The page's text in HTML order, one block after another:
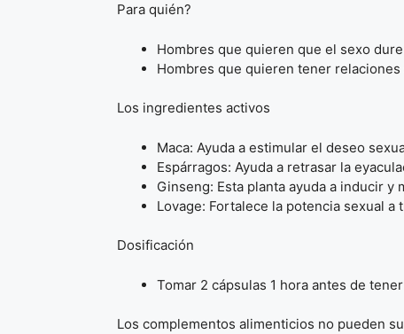
Para quién?
Hombres que quieren que el sexo
Hombres que quieren tener
Los ingredientes activos
Maca: Ayuda a estimular el deseo
Espárragos: Ayuda a retrasar la
Ginseng: Esta planta ayuda a inducir y
Lovage: Fortalece la potencia sexual
Dosificación
Tomar 2 cápsulas 1 hora antes de
Los complementos alimenticios no pueden